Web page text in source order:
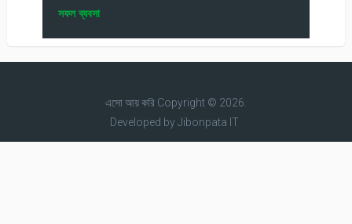
সফল ব্যবসা
এসো আয় করিCopyright © 2026.
Developed byJibonpata IT